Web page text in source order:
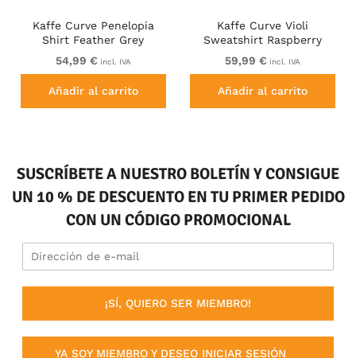
Kaffe Curve Penelopia
Shirt Feather Grey
54,99 € incl. IVA
Añadir al carrito
Kaffe Curve Violi
Sweatshirt Raspberry
Pink
59,99 € incl. IVA
Añadir al carrito
SUSCRÍBETE A NUESTRO BOLETÍN Y CONSIGUE
UN 10 % DE DESCUENTO EN TU PRIMER PEDIDO
CON UN CÓDIGO PROMOCIONAL
¡SÍ, QUIERO SER MIEMBRO!
YA SOY MIEMBRO Y DESEO INICIAR SESIÓN